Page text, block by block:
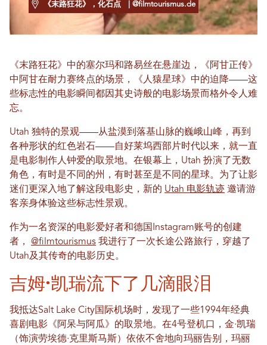
《末路狂花》，化石点 | @filmtourismus.de
《末路狂花》中的塞尔玛和路易丝在悬崖边，《阿甘正传》
中阿甘在耐力赛终点的场景，《人猿星球》中的迫降——这
些标志性的电影瞬间都因其史诗般的电影场景而格外令人难
忘。
Utah 独特的景观——从盐漠到落基山脉的巍峨山峰，再到
各种形状的红色岩石——自好莱坞西部片时代以来，就一直
是电影制作人钟爱的取景地。在银幕上，Utah 扮演了无数
角色，有时是不同的州，有时甚至是不同的星球。为了让影
迷们更深入地了解这段电影史，新的 Utah 电影轨迹 邀请游
客亲身体验这些标志性景观。
作为一名资深的电影爱好者和德国Instagram账号的创建
者， @filmtourismus 我进行了一次长途公路旅行，穿越了
Utah及其传奇的电影历史。
吉姆·凯瑞流下了几滴眼泪
我抵达Salt Lake City国际机场时，发现了一些1994年经典
喜剧电影《阿呆与阿瓜》的取景地。在4号登机口，金·凯瑞
（饰演劳埃德·克里斯马斯）依依不舍地向玛丽告别，玛丽